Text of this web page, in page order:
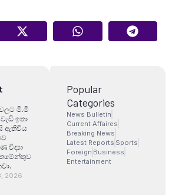
මි.මි
ඉතා
ඇතිවිය
විද්‍යා
2026
Popular
Categories
News Bulletin
Current Affaires
Breaking News
Latest Reports Sports
Foreign Business
Entertainment